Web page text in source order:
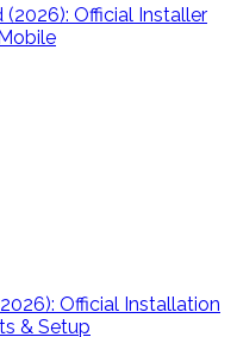
Official Installer
Official Installation
& Setup